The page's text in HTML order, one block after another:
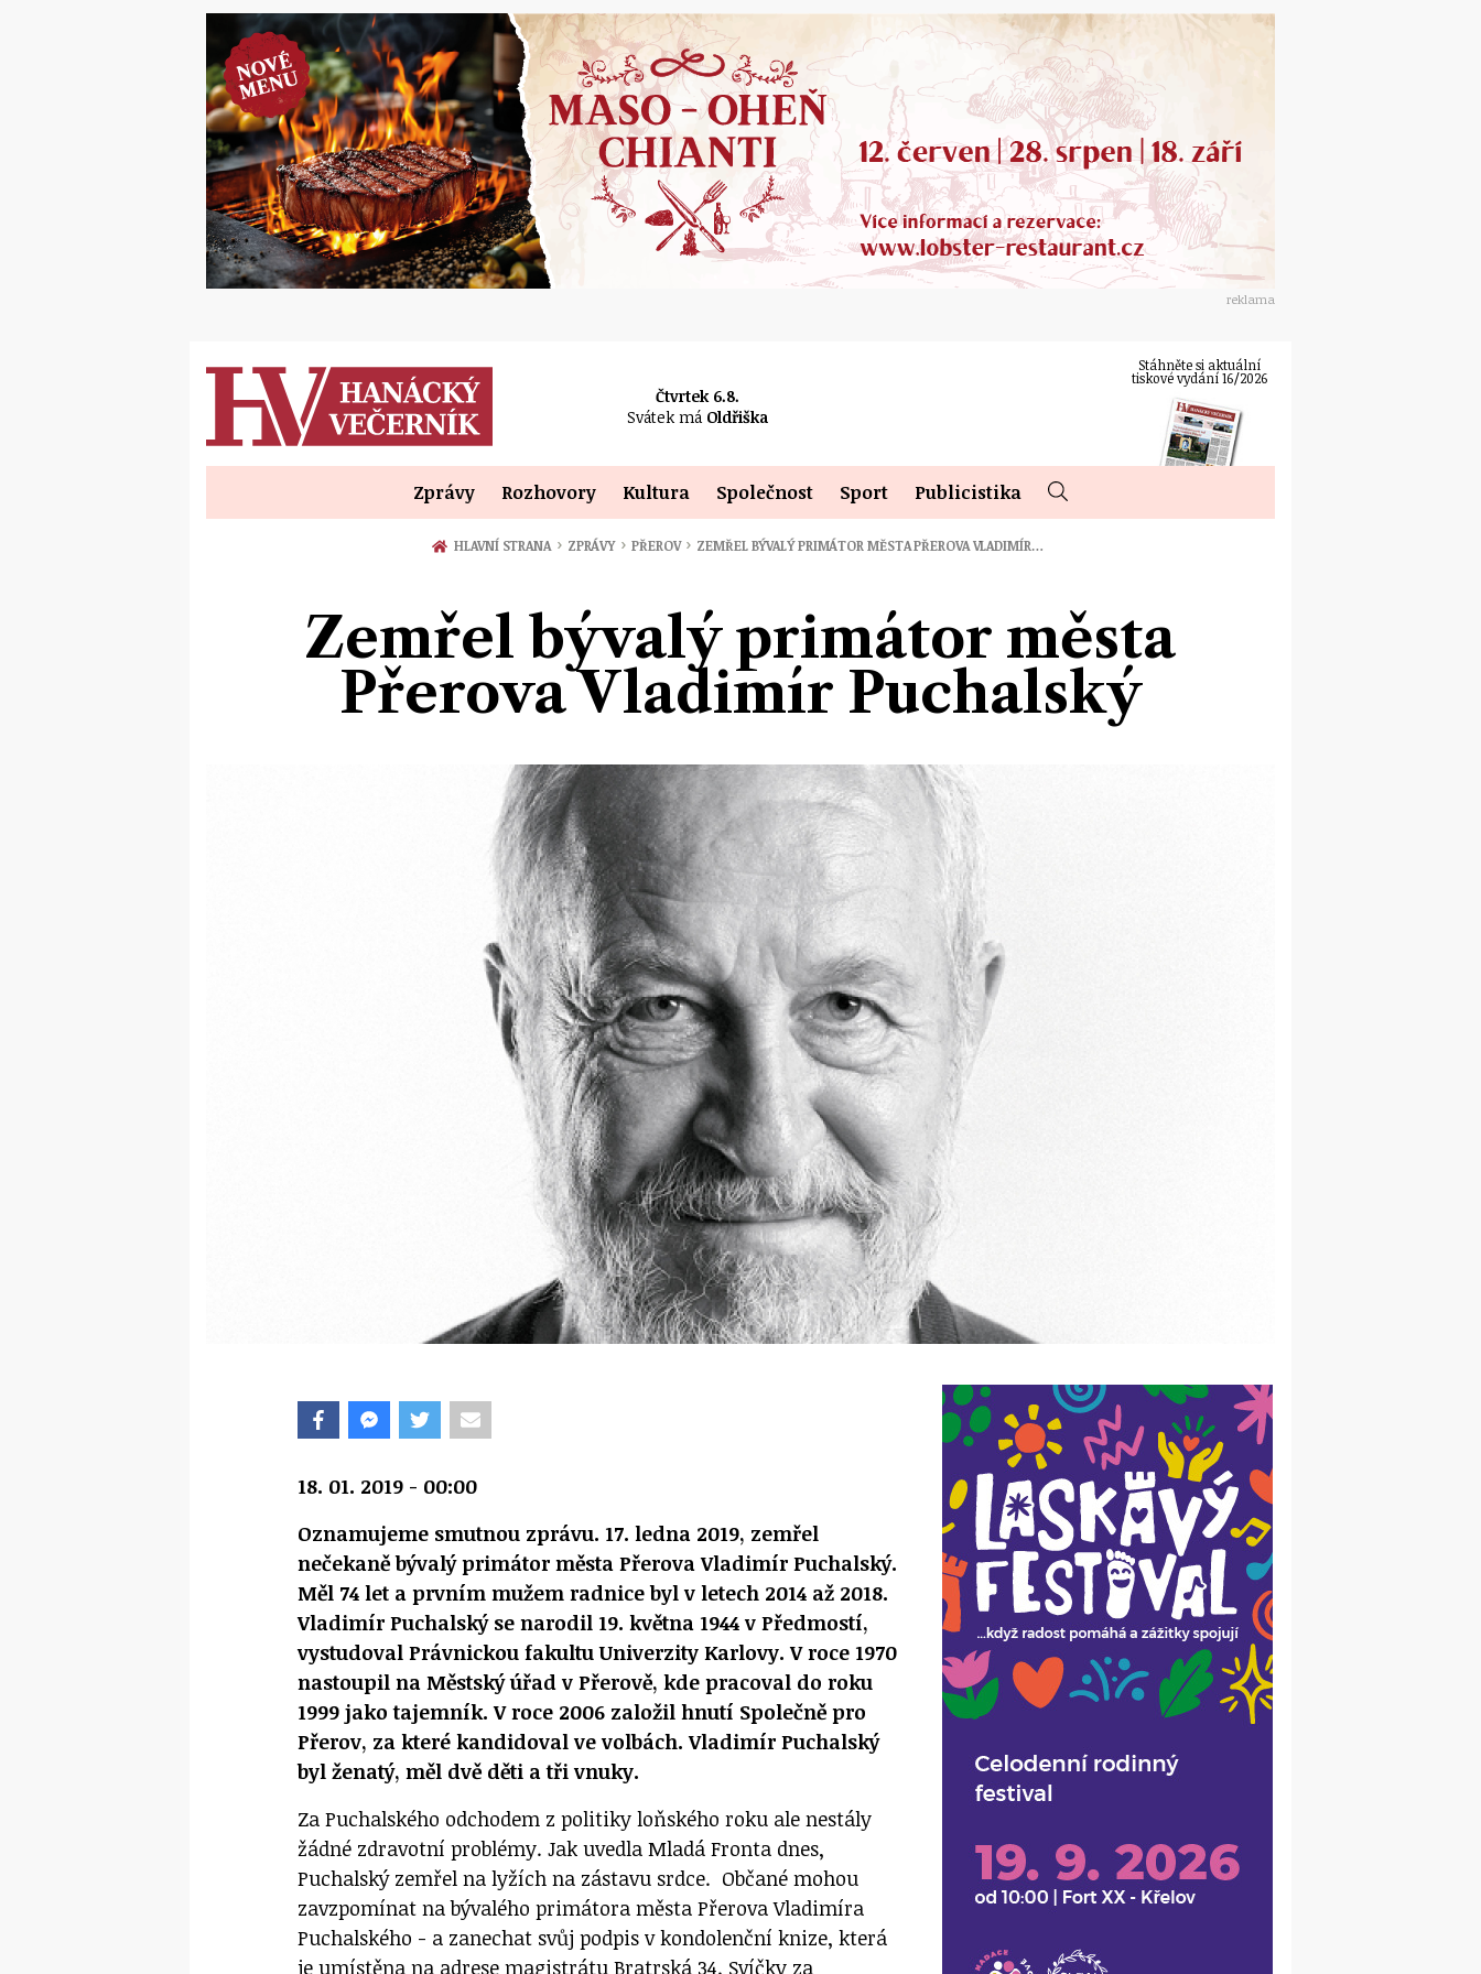
reklama
Čtvrtek 6.8.
Svátek má Oldřiška
Stáhněte si aktuální
tiskové vydání 16/2026
Zprávy Rozhovory Kultura Společnost Sport Publicistika
HLAVNÍ STRANA › ZPRÁVY › PŘEROV › ZEMŘEL BÝVALÝ PRIMÁTOR MĚSTA PŘEROVA VLADIMÍR…
Zemřel bývalý primátor města
Přerova Vladimír Puchalský
18. 01. 2019 - 00:00
Oznamujeme smutnou zprávu. 17. ledna 2019, zemřel
nečekaně bývalý primátor města Přerova Vladimír Puchalský.
Měl 74 let a prvním mužem radnice byl v letech 2014 až 2018.
Vladimír Puchalský se narodil 19. května 1944 v Předmostí,
vystudoval Právnickou fakultu Univerzity Karlovy. V roce 1970
nastoupil na Městský úřad v Přerově, kde pracoval do roku
1999 jako tajemník. V roce 2006 založil hnutí Společně pro
Přerov, za které kandidoval ve volbách. Vladimír Puchalský
byl ženatý, měl dvě děti a tři vnuky.
Za Puchalského odchodem z politiky loňského roku ale nestály
žádné zdravotní problémy. Jak uvedla Mladá Fronta dnes,
Puchalský zemřel na lyžích na zástavu srdce. Občané mohou
zavzpomínat na bývalého primátora města Přerova Vladimíra
Puchalského - a zanechat svůj podpis v kondolenční knize, která
je umístěna na adrese magistrátu Bratrská 34. Svíčky za